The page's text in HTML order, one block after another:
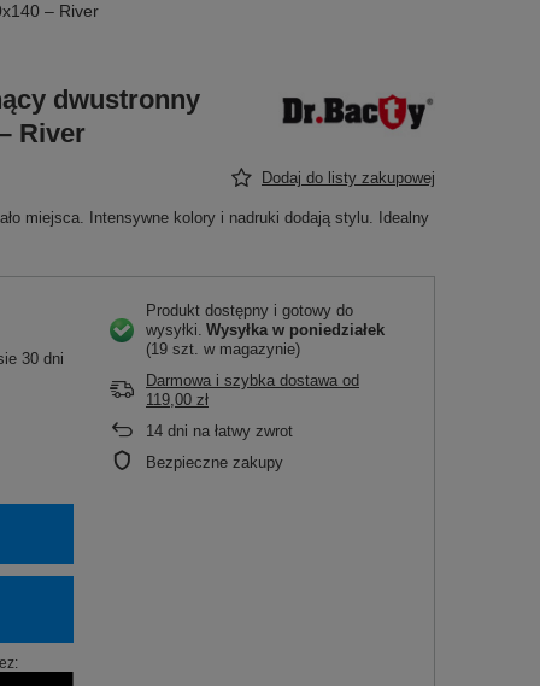
– River
dwustronny
River
Dodaj do listy zakupowej
miejsca. Intensywne kolory i nadruki dodają stylu. Idealny
30 dni
Produkt dostępny i gotowy do
wysyłki Wysyłka w poniedziałek
(19 szt. w magazynie)
Darmowa i szybka dostawa od
119,00 zł
14 dni na łatwy zwrot
Bezpieczne zakupy